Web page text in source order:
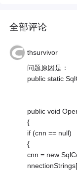
全部评论
thsurvivor
问题原因是：
public static
public void
{
if (cnn == null)
{
cnn = new